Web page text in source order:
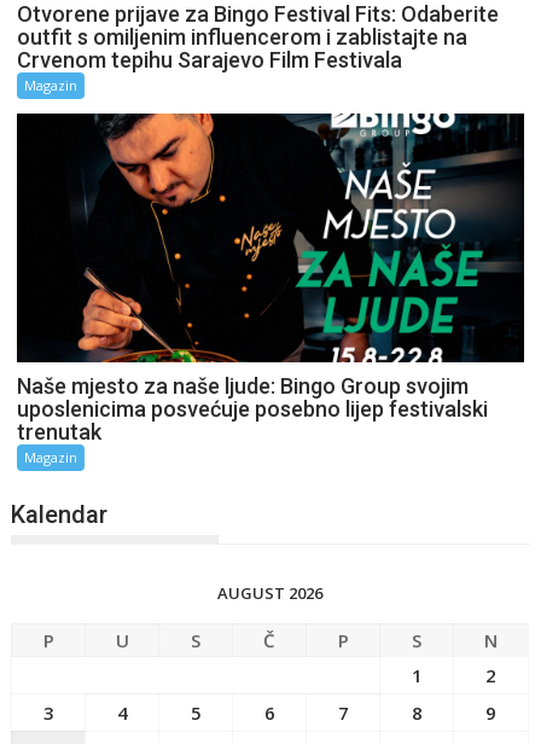
Otvorene prijave za Bingo Festival Fits: Odaberite
outfit s omiljenim influencerom i zablistajte na
Crvenom tepihu Sarajevo Film Festivala
Magazin
Naše mjesto za naše ljude: Bingo Group svojim
uposlenicima posvećuje posebno lijep festivalski
trenutak
Magazin
Kalendar
AUGUST 2026
P U S Č P S
N
1
2
3
4 5 6 7 8
9